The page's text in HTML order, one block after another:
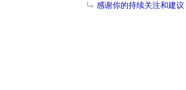
感谢你的持续关注和建议